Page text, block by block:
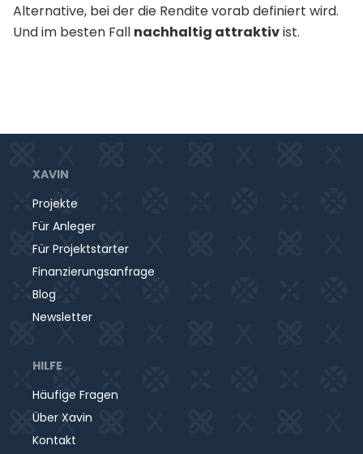
Alternative, bei der die Rendite vorab definiert wird.
Und im besten Fall nachhaltig attraktivist.
XAVIN
Projekte
Für Anleger
Für Projektstarter
Finanzierungsanfrage
Blog
Newsletter
HILFE
Häufige Fragen
Über Xavin
Kontakt